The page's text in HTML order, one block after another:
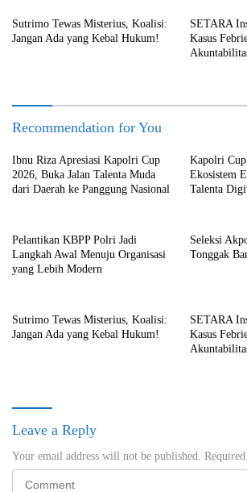
Sutrimo Tewas Misterius, Koalisi:
Jangan Ada yang Kebal Hukum!
SETARA
Kasus
Recommendation for You
Ibnu Riza Apresiasi Kapolri Cup
2026, Buka Jalan Talenta Muda
dari Daerah ke Panggung Nasional
Kapolri
Ekosistem
Talenta
Pelantikan KBPP Polri Jadi
Langkah Awal Menuju Organisasi
yang Lebih Modern
Seleksi
Tonggak
Sutrimo Tewas Misterius, Koalisi:
Jangan Ada yang Kebal Hukum!
SETARA
Kasus
Leave a Reply
Your email address will not be published.